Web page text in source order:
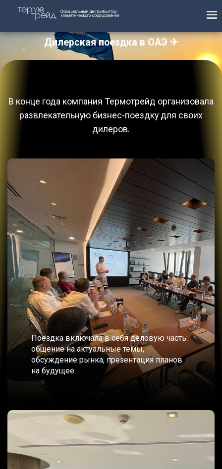
Дилерская поездка в ОАЭ ✈
В конце года компания Термотрейд организовала
развлекательную бизнес-поездку для своих
дилеров.
Поездка включала в себя деловую часть:
общение на актуальные темы,
обсуждение рынка, презентация планов
на будущее.